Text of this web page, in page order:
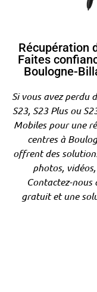
Récupération
Faites
Boulogne-
Si vous avez perdu
S23, S23 Plus ou
Mobiles pour une
centres à
offrent des
photos,
Contactez-nous
gratuit et une